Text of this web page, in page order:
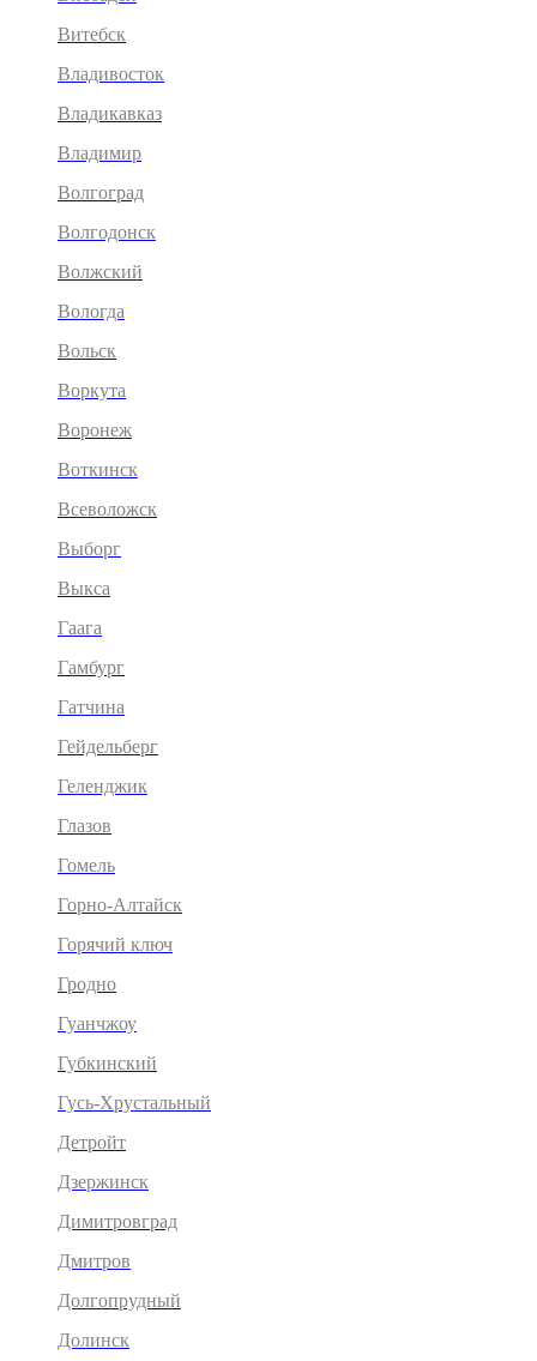
Витебск
Владивосток
Владикавказ
Владимир
Волгоград
Волгодонск
Волжский
Вологда
Вольск
Воркута
Воронеж
Воткинск
Всеволожск
Выборг
Выкса
Гаага
Гамбург
Гатчина
Гейдельберг
Геленджик
Глазов
Гомель
Горно-Алтайск
Горячий ключ
Гродно
Гуанчжоу
Губкинский
Гусь-Хрустальный
Детройт
Дзержинск
Димитровград
Дмитров
Долгопрудный
Долинск